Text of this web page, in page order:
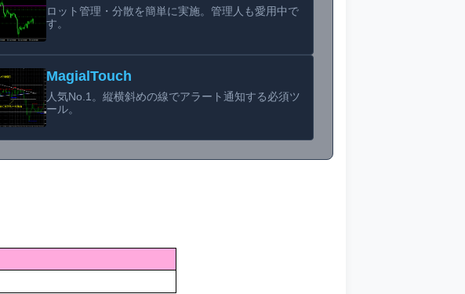
ロット管理・分散を簡単に実施。管理人も愛用中で
す。
MagialTouch
人気No.1。縦横斜めの線でアラート通知する必須ツ
ール。